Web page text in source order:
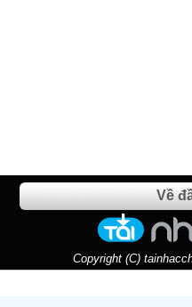
Về
Copyright (C)